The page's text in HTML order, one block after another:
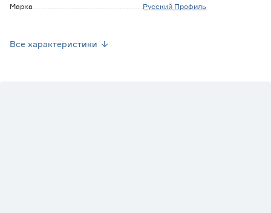
Марка Русский Профиль
Все характеристики